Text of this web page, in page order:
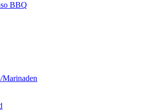
BBQ
Marinaden